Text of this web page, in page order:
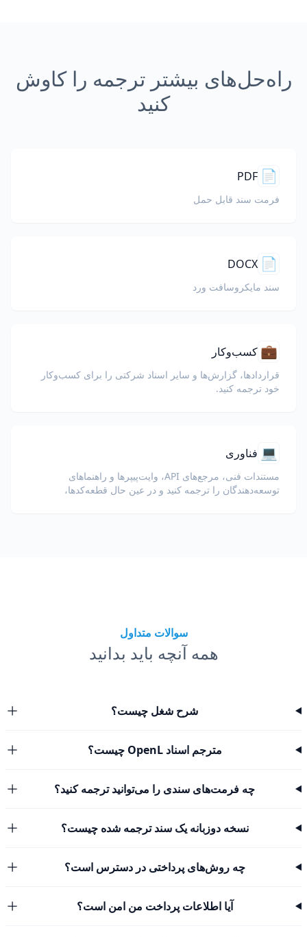
راه‌حل‌های بیشتر ترجمه را کاوش
کنید
📄
PDF
فرمت سند قابل حمل
📄
DOCX
سند مایکروسافت ورد
💼 کسب‌وکار
قراردادها، گزارش‌ها و سایر اسناد شرکتی را برای کسب‌وکار
خود ترجمه کنید.
💻 فناوری
مستندات فنی، مرجع‌های API، وایت‌پیپرها و راهنماهای
توسعه‌دهندگان را ترجمه کنید و در عین حال قطعه‌کدها،
سوالات متداول
همه آنچه باید بدانید
شرح شغل چیست؟
مترجم اسناد OpenL چیست؟
چه فرمت‌های سندی را می‌توانید ترجمه کنید؟
نسخه دوزبانه یک سند ترجمه شده چیست؟
چه روش‌های پرداختی در دسترس است؟
آیا اطلاعات پرداخت من امن است؟